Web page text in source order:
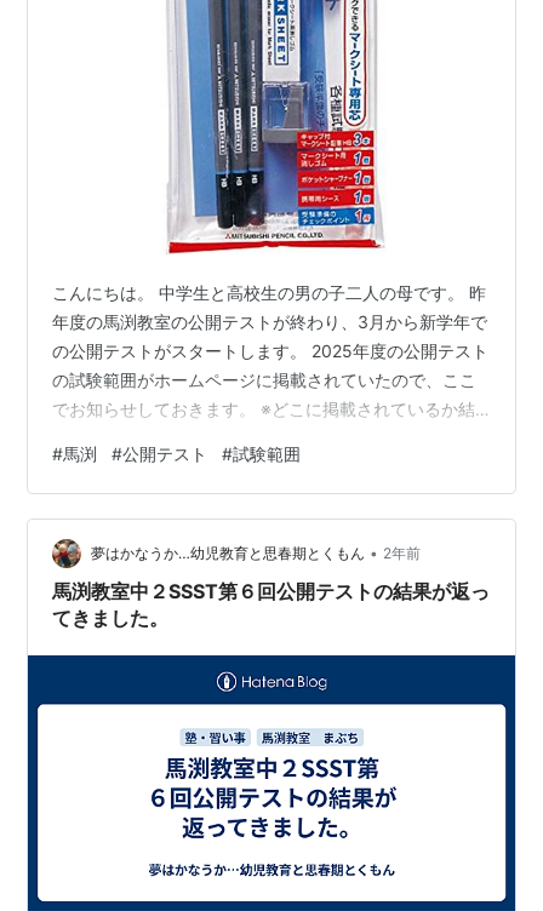
こんにちは。 中学生と高校生の男の子二人の母です。 昨
年度の馬渕教室の公開テストが終わり、3月から新学年で
の公開テストがスタートします。 2025年度の公開テスト
の試験範囲がホームページに掲載されていたので、ここ
でお知らせしておきます。 ※どこに掲載されているか結
なみに第1回公開テストは3月9日(日)です。 三菱鉛筆 鉛
筆 マークシートセット V52MN 三菱鉛筆(Mitsubishi
Pencil) Amazon
#馬渕 #公開テスト #試験範囲
夢はかなうか…幼児教育と思春期とくもん • 2年前
馬渕教室中２SSST第６回公開テストの結果が返っ
てきました。